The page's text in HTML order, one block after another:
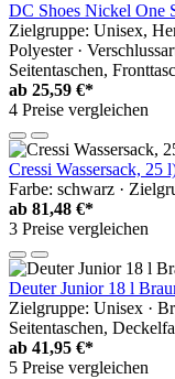
DC Shoes Nickel One
Zielgruppe: Unisex,
Polyester ·
Seitentaschen,
ab 25,59 €*
4 Preise vergleichen
Cressi Wassersack, 25
Farbe: schwarz ·
ab 81,48 €*
3 Preise vergleichen
Deuter Junior 18 l
Zielgruppe: Unisex ·
Seitentaschen,
ab 41,95 €*
5 Preise vergleichen